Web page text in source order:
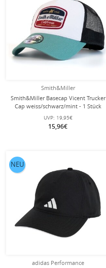
Smith&Miller
Smith&Miller Basecap Vicent Trucker
Cap weiss/schwarz/mint - 1 Stück
UVP: 19,95€
15,96€
adidas Performance
NEU